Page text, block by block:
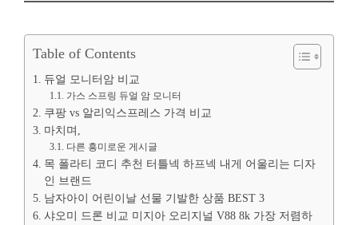
Table of Contents
듀얼 모니터암 비교
가스 스프링 듀얼 암 모니터
쿠팡 vs 알리익스프레스 가격 비교
마치며,
다른 흥미로운 게시글
목 폴라티 코디 추천 터틀넥 하프넥 내게 어울리는 디자
인 브랜드
남자아이 어린이날 선물 기발한 상품 BEST 3
샤오미 드론 비교 미지아 오리지널 V88 8k 가장 저렴하